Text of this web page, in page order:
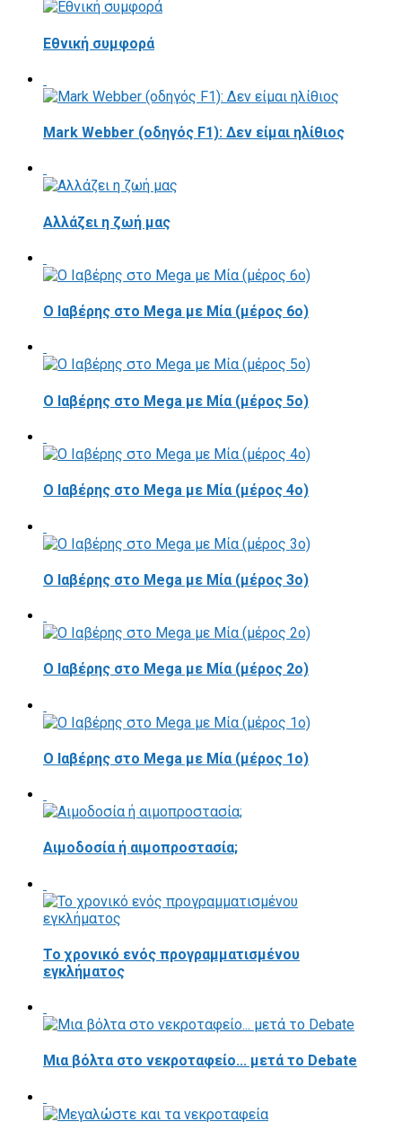
Εθνική συμφορά
Mark Webber (οδηγός F1): Δεν είμαι ηλίθιος
Αλλάζει η ζωή μας
Ο Ιαβέρης στο Mega με Μία (μέρος 6ο)
Ο Ιαβέρης στο Mega με Μία (μέρος 5ο)
Ο Ιαβέρης στο Mega με Μία (μέρος 4ο)
Ο Ιαβέρης στο Mega με Μία (μέρος 3ο)
Ο Ιαβέρης στο Mega με Μία (μέρος 2ο)
O Ιαβέρης στο Mega με Μία (μέρος 1ο)
Αιμοδοσία ή αιμοπροστασία;
Το χρονικό ενός προγραμματισμένου
εγκλήματος
Μια βόλτα στο νεκροταφείο... μετά το Debate